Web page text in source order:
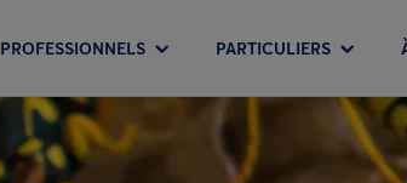
PROFESSIONNELS PARTICULIERS